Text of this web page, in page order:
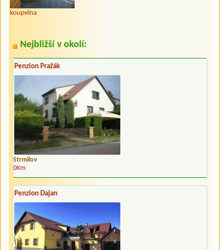
koupelna
Nejbližší v okolí:
Penzion Pražák
Strmilov
0Km
Penzion Dajan